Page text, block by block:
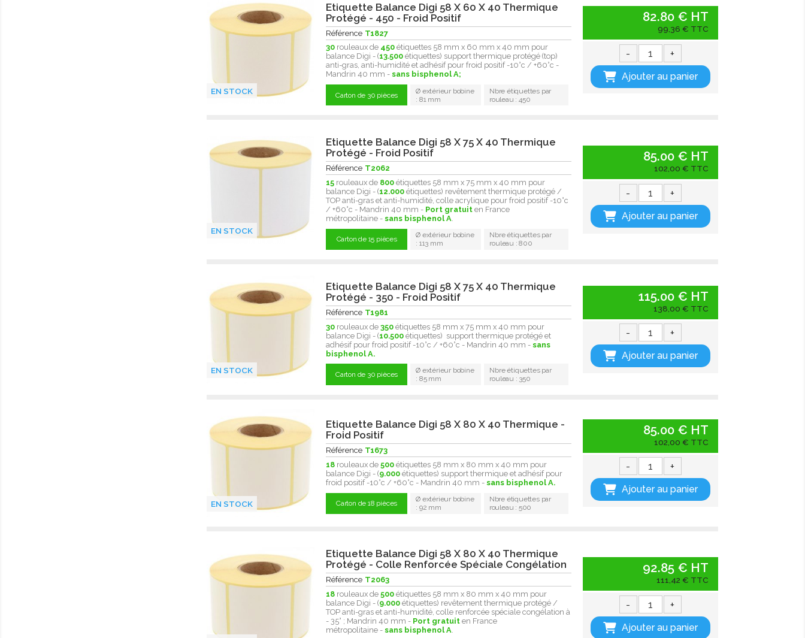
EN STOCK
Etiquette Balance Digi 58 X 60 X 40 Thermique
Protégé - 450 - Froid Positif
Référence T1827
30 rouleaux de 450 étiquettes 58 mm x 60 mm x 40 mm pour
balance Digi - (13.500 étiquettes) support thermique protégé (top)
anti-gras, anti-humidité et adhésif pour froid positif -10°c / +60°c -
Mandrin 40 mm -sans bisphenol A;
Carton de 30 pièces
Ø extérieur bobine
: 81 mm
Nbre étiquettes par
rouleau : 450
82.80 € HT
99,36 € TTC
- +
Ajouter au panier
EN STOCK
Etiquette Balance Digi 58 X 75 X 40 Thermique
Protégé - Froid Positif
Référence T2062
15 rouleaux de 800 étiquettes 58 mm x 75 mm x 40 mm pour
balance Digi - (12.000 étiquettes) revêtement thermique protégé /
TOP anti-gras et anti-humidité, colle acrylique pour froid positif -10°c
/ +60°c - Mandrin 40 mm - Port gratuit en France
métropolitaine -sans bisphenol A.
Carton de 15 pièces
Ø extérieur bobine
: 113 mm
Nbre étiquettes par
rouleau : 800
85.00 € HT
102,00 € TTC
- +
Ajouter au panier
EN STOCK
Etiquette Balance Digi 58 X 75 X 40 Thermique
Protégé - 350 - Froid Positif
Référence T1981
30 rouleaux de350 étiquettes 58 mm x 75 mm x 40 mm pour
balance Digi - (10.500 étiquettes) support thermique protégé et
adhésif pour froid positif -10°c / +60°c - Mandrin 40 mm -sans
bisphenol A.
Carton de 30 pièces
Ø extérieur bobine
: 85 mm
Nbre étiquettes par
rouleau : 350
115.00 € HT
138,00 € TTC
- +
Ajouter au panier
EN STOCK
Etiquette Balance Digi 58 X 80 X 40 Thermique -
Froid Positif
Référence T1673
18 rouleaux de500 étiquettes 58 mm x 80 mm x 40 mm pour
balance Digi - (9.000 étiquettes) support thermique et adhésif pour
froid positif -10°c / +60°c - Mandrin 40 mm -sans bisphenol A.
Carton de 18 pièces
Ø extérieur bobine
: 92 mm
Nbre étiquettes par
rouleau : 500
85.00 € HT
102,00 € TTC
- +
Ajouter au panier
Etiquette Balance Digi 58 X 80 X 40 Thermique
Protégé - Colle Renforcée Spéciale Congélation
Référence T2063
18 rouleaux de500 étiquettes 58 mm x 80 mm x 40 mm pour
balance Digi - (9.000 étiquettes) revêtement thermique protégé /
TOP anti-gras et anti-humidité, colle renforcée spéciale congélation à
- 35° ; Mandrin 40 mm - Port gratuit en France
métropolitaine -sans bisphenol A
92.85 € HT
111,42 € TTC
- +
Ajouter au panier